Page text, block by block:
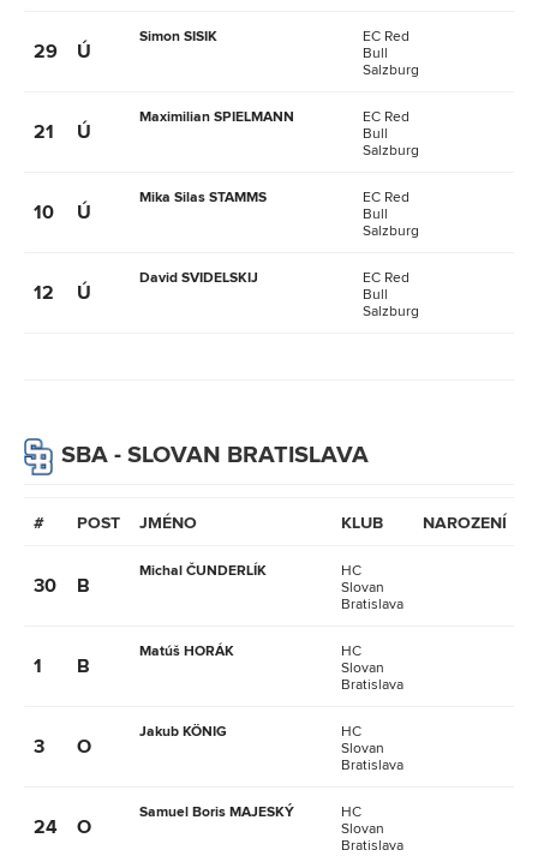
29 Ú
Simon SISIK
EC Red
Bull
Salzburg
21 Ú
Maximilian SPIELMANN
EC Red
Bull
Salzburg
10 Ú
Mika Silas STAMMS
EC Red
Bull
Salzburg
12 Ú
David SVIDELSKIJ
EC Red
Bull
Salzburg
SBA - SLOVAN BRATISLAVA
# POST JMÉNO KLUB NAROZENÍ
30 B
Michal ČUNDERLÍK
HC
Slovan
Bratislava
1 B
Matúš HORÁK
HC
Slovan
Bratislava
3 O
Jakub KÖNIG
HC
Slovan
Bratislava
24 O
Samuel Boris MAJESKÝ
HC
Slovan
Bratislava